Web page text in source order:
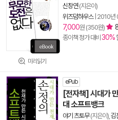
미리읽기
신창연(지은이)
위즈덤하우스| 2010년
7,000원 (350원)
종이책 정가 대비 30%
ePub
[전자책] 시대가
대 소프트뱅크
야기 츠토무(지은이), 김